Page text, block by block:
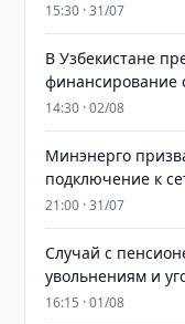
15:30 · 31/07
В Узбекистане
финансирование
14:30 · 02/08
Минэнерго
подключение к
21:00 · 31/07
Случай с
увольнениям и
16:15 · 01/08